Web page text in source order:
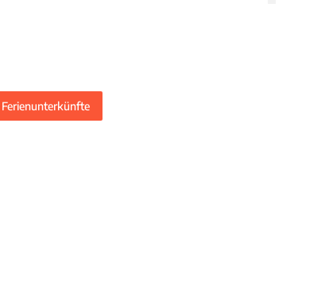
Ferienunterkünfte